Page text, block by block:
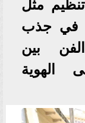
مثل
في جذب
بين
الهوية